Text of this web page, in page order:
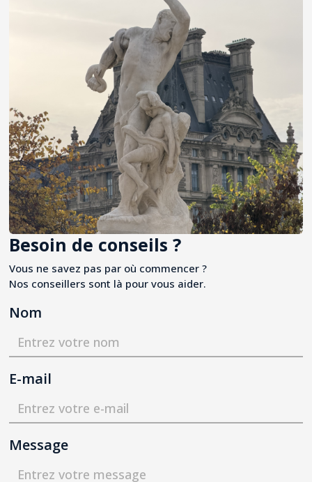
Besoin de conseils ?
Vous ne savez pas par où commencer ?
Nos conseillers sont là pour vous aider.
Nom
E-mail
Message